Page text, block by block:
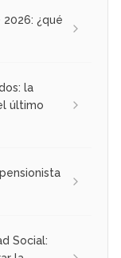
¿qué
la
último
Social: